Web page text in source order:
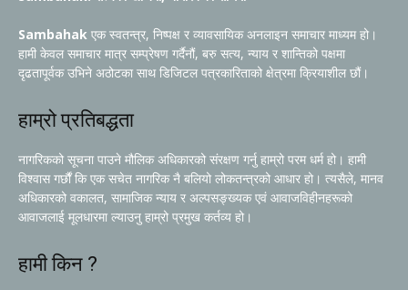
Sambahak एक स्वतन्त्र, निष्पक्ष र व्यावसायिक अनलाइन समाचार माध्यम हो।
हामी केवल समाचार मात्र सम्प्रेषण गर्दैनौं, बरु सत्य, न्याय र शान्तिको पक्षमा
दृढतापूर्वक उभिने अठोटका साथ डिजिटल पत्रकारिताको क्षेत्रमा क्रियाशील छौं।
हाम्रो प्रतिबद्धता
नागरिकको सूचना पाउने मौलिक अधिकारको संरक्षण गर्नु हाम्रो परम धर्म हो। हामी
विश्वास गर्छौं कि एक सचेत नागरिक नै बलियो लोकतन्त्रको आधार हो। त्यसैले, मानव
अधिकारको वकालत, सामाजिक न्याय र अल्पसङ्ख्यक एवं आवाजविहीनहरूको
आवाजलाई मूलधारमा ल्याउनु हाम्रो प्रमुख कर्तव्य हो।
हामी किन ?